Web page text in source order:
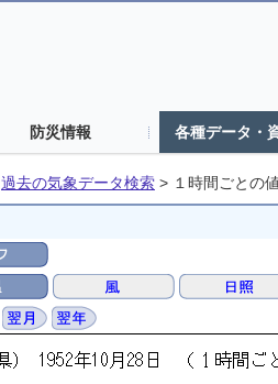
防災情報 各種データ・
過去の気象データ検索 > １時間ごとの